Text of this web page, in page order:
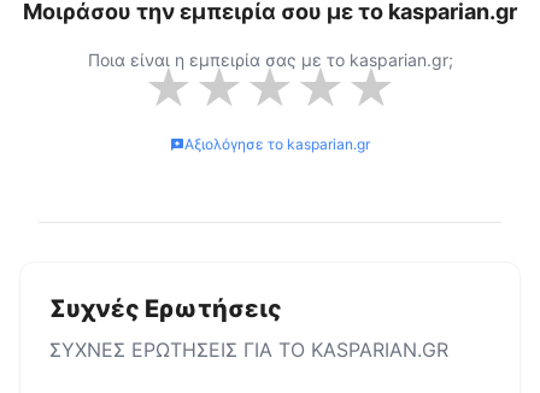
Μοιράσου την εμπειρία σου με το kasparian.gr
Ποια είναι η εμπειρία σας με το kasparian.gr;
★★★★★
Αξιολόγησε το kasparian.gr
Συχνές Ερωτήσεις
ΣΥΧΝΕΣ ΕΡΩΤΗΣΕΙΣ ΓΙΑ ΤΟ KASPARIAN.GR